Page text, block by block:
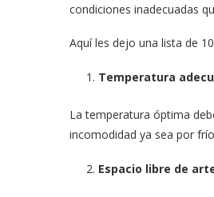
condiciones inadecuadas
Aquí les dejo una lista de
Temperatura
La temperatura óptima
incomodidad ya sea por
Espacio libre de